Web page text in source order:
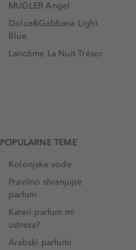
MUGLER Angel
Dolce&Gabbana Light
Blue
Lancôme La Nuit Trésor
POPULARNE TEME
Kolonjske vode
Pravilno shranjujte
parfum
Kateri parfum mi
ustreza?
Arabski parfumi